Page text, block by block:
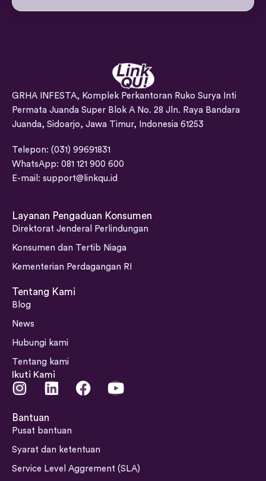
GRHA INFESTA, Komplek Perkantoran Ruko Surya Inti
Permata Juanda Super Blok A No. 28 Jln. Raya Bandara
Juanda, Sidoarjo, Jawa Timur, Indonesia 61253
Telepon: (031) 99691831
WhatsApp: 081 121 900 600
E-mail: support@linkqu.id
Layanan Pengaduan Konsumen
Direktorat Jenderal Perlindungan
Konsumen dan Tertib Niaga
Kementerian Perdagangan RI
Tentang Kami
Blog
News
Hubungi kami
Tentang kami
Ikuti Kami
I
s
t
a
r
L
k
e
i
F
b
o
Y
b
e
Bantuan
Pusat bantuan
Syarat dan ketentuan
Service Level Aggrement (SLA)